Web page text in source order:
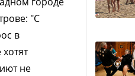
"С
в
не